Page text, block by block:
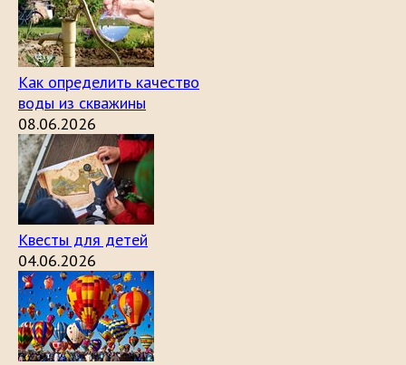
Как определить качество
воды из скважины
08.06.2026
Квесты для детей
04.06.2026